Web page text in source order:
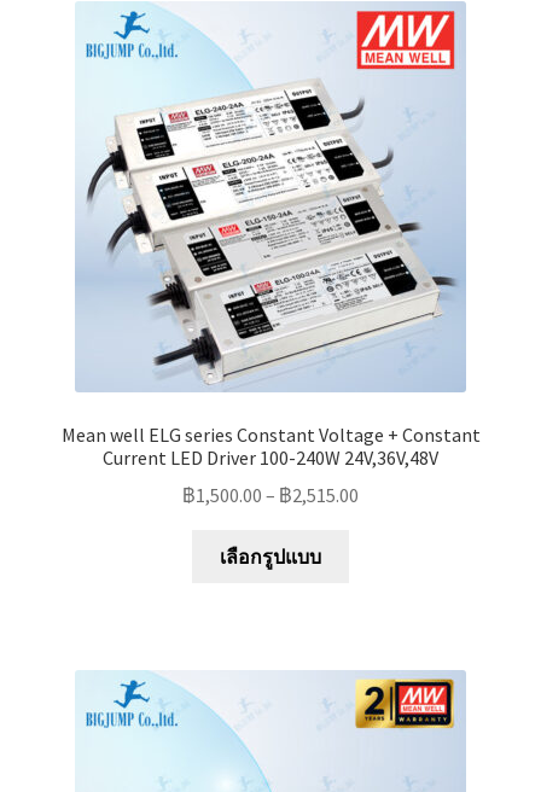
The
options
be
chosen
on
the
product
page
Mean well ELG series Constant Voltage + Constant
Current LED Driver 100-240W 24V,36V,48V
฿1,500.00 – ฿2,515.00
เลือกรูปแบบ
The
options